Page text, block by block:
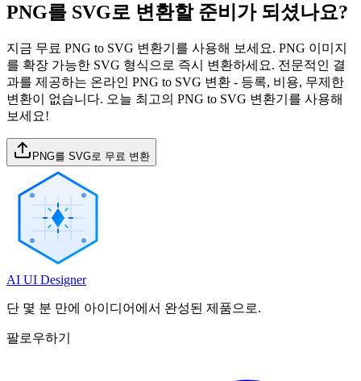
PNG를 SVG로 변환할 준비가 되셨나요?
지금 무료 PNG to SVG 변환기를 사용해 보세요. PNG 이미지
를 확장 가능한 SVG 형식으로 즉시 변환하세요. 전문적인 결
과를 제공하는 온라인 PNG to SVG 변환 - 등록, 비용, 무제한
변환이 없습니다. 오늘 최고의 PNG to SVG 변환기를 사용해
보세요!
PNG를 SVG로 무료 변환
AI UI Designer
단 몇 분 만에 아이디어에서 완성된 제품으로.
팔로우하기